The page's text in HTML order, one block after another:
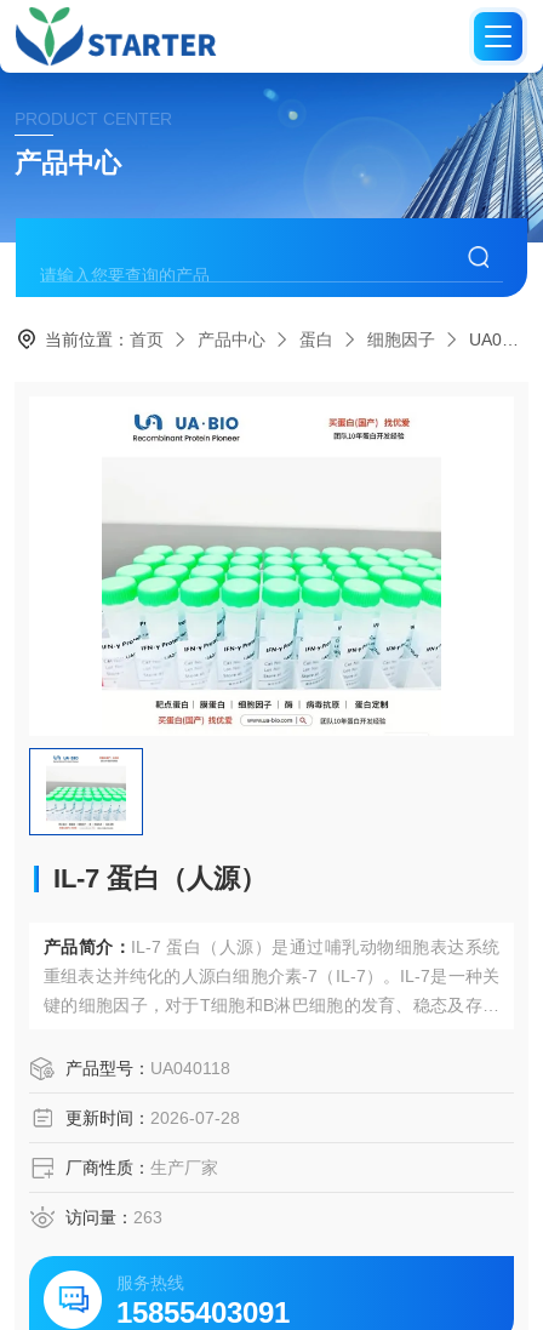
PRODUCT CENTER
产品中心
当前位置：首页 产品中心 蛋白 细胞因子 UA040118IL-7 蛋白（人源）
IL-7 蛋白（人源）
产品简介： IL-7 蛋白（人源）是通过哺乳动物细胞表达系统
重组表达并纯化的人源白细胞介素-7（IL-7）。IL-7是一种关
键的细胞因子，对于T细胞和B淋巴细胞的发育、稳态及存活
学、血液学、肿瘤免疫zhi疗及自身免疫病等相关研究。
产品型号： UA040118
更新时间： 2026-07-28
厂商性质： 生产厂家
访问量： 263
服务热线
15855403091